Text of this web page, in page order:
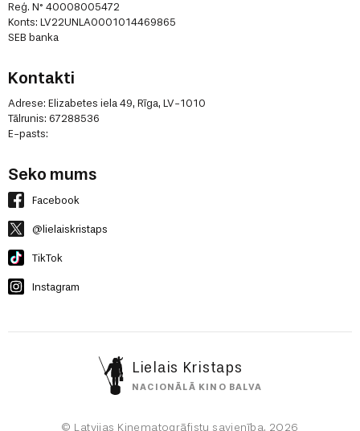
Reģ. N° 40008005472
Konts: LV22UNLA0001014469865
SEB banka
Kontakti
Adrese: Elizabetes iela 49, Rīga, LV-1010
Tālrunis: 67288536
E-pasts:
Seko mums
Facebook
@lielaiskristaps
TikTok
Instagram
Lielais Kristaps
NACIONĀLĀ KINO BALVA
© Latvijas Kinematogrāfistu savienība, 2026